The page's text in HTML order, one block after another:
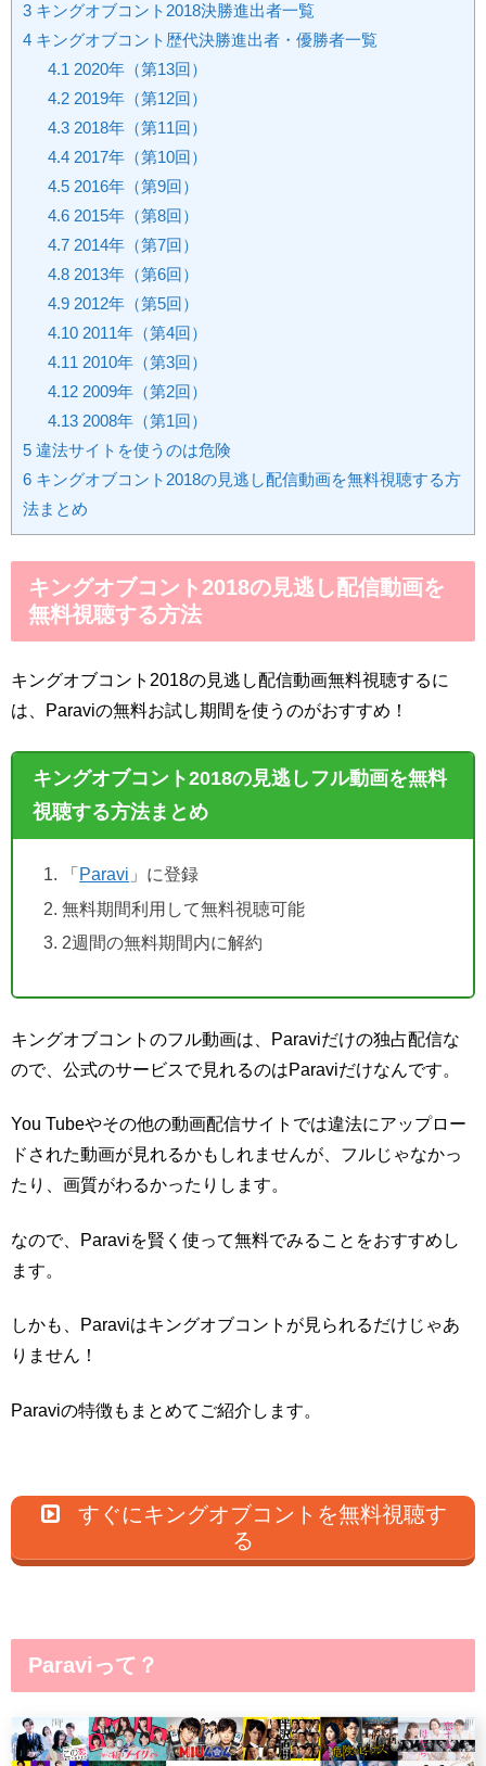
3 キングオブコント2018決勝進出者一覧
4 キングオブコント歴代決勝進出者・優勝者一覧
4.1 2020年（第13回）
4.22019年（第12回）
4.32018年（第11回）
4.42017年（第10回）
4.52016年（第9回）
4.62015年（第8回）
4.72014年（第7回）
4.82013年（第6回）
4.92012年（第5回）
4.102011年（第4回）
4.11 2010年（第3回）
4.122009年（第2回）
4.132008年（第1回）
5 違法サイトを使うのは危険
6 キングオブコント2018の見逃し配信動画を無料視聴する方
法まとめ
キングオブコント2018の見逃し配信動画を
無料視聴する方法
キングオブコント2018の見逃し配信動画無料視聴するに
は、Paraviの無料お試し期間を使うのがおすすめ！
キングオブコント2018の見逃しフル動画を無料
視聴する方法まとめ
「 Paravi 」に登録
無料期間利用して無料視聴可能
2週間の無料期間内に解約
キングオブコントのフル動画は、Paraviだけの独占配信な
ので、公式のサービスで見れるのはParaviだけなんです。
You Tubeやその他の動画配信サイトでは違法にアップロー
ドされた動画が見れるかもしれませんが、フルじゃなかっ
たり、画質がわるかったりします。
なので、Paraviを賢く使って無料でみることをおすすめし
ます。
しかも、Paraviはキングオブコントが見られるだけじゃあ
りません！
Paraviの特徴もまとめてご紹介します。
すぐにキングオブコントを無料視聴す
る
Paraviって？